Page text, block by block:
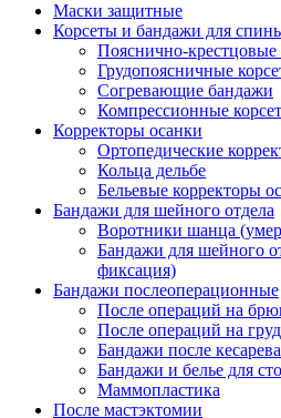
Маски защитные
Корсеты и бандажи для
Пояснично-крестцовые
Грудопоясничные
Согревающие бандажи
Компрессионные
Корректоры осанки
Ортопедические
Кольца дельбе
Бельевые корректоры
Бандажи для шейного отдела
Воротники шанца
Бандажи для шейного
фиксация)
Бандажи послеоперационные
После операций на
После операций на
Бандажи после
Бандажи и белье для
Маммопластика
После мастэктомии